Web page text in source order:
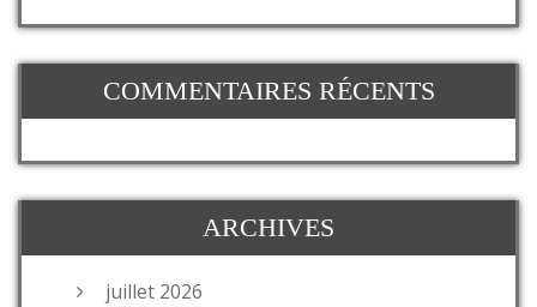
COMMENTAIRES RÉCENTS
ARCHIVES
juillet 2026